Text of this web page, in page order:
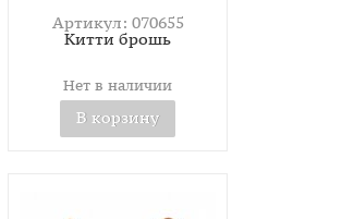
Артикул: 070655
Китти брошь
Нет в наличии
В корзину